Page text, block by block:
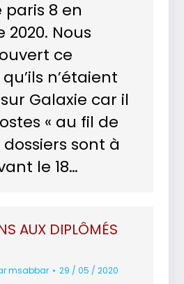
paris 8 en
Nous
ce
n’étaient
Galaxie car il
« au fil de
dossiers sont à
le 18…
AUX DIPLÔMÉS
msabbar 29 / 05 / 2020